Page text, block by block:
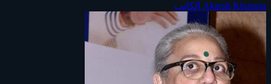
Akarsh Khurana الكاتب